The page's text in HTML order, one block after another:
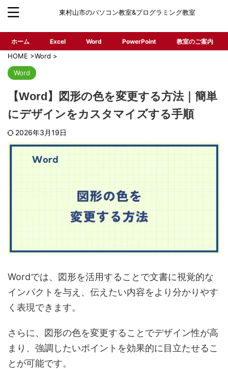
東村山市のパソコン教室&プログラミング教室
ホーム Excel Word PowerPoint 教室のご案内
HOME >Word >
Word
【Word】図形の色を変更する方法｜簡単
にデザインをカスタマイズする手順
2026年3月19日
Wordでは、図形を活用することで文書に視覚的な
インパクトを与え、伝えたい内容をより分かりやす
く表現できます。
さらに、図形の色を変更することでデザイン性が高
まり、強調したいポイントを効果的に目立たせるこ
とが可能です。